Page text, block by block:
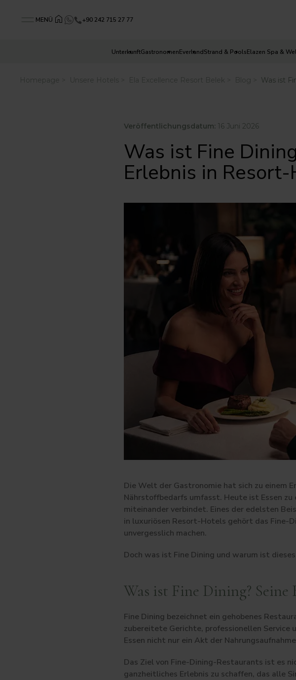
MENÜ +90 242 715 27 77
UnterkunftGastronomenEverlandStrand & PoolsElazen Spa &
Veröffentlichungsdatum: 16 Juni 2026
Was ist Fine
Erlebnis in
Die Welt der Gastronomie hat sich zu einem
Nährstoffbedarfs umfasst. Heute ist Essen
miteinander verbindet. Eines der edelsten
in luxuriösen Resort-Hotels gehört das Fine-
unvergesslich machen.
Doch was ist Fine Dining und warum ist
Was ist Fine Dining?
Fine Dining bezeichnet ein gehobenes
zubereitete Gerichte, professionellen
Essen nicht nur ein Akt der
Das Ziel von Fine-Dining-Restaurants ist es
ganzheitliches Erlebnis zu schaffen, das alle